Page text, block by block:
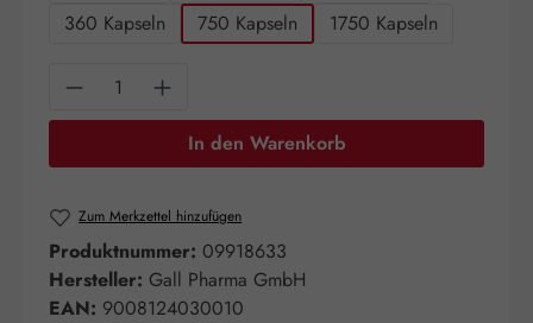
360 Kapseln
750 Kapseln 1750 Kapseln
Produkt Anzahl: Gib den gewünschten
In den Warenkorb
Zum Merkzettel hinzufügen
Produktnummer: 09918633
Hersteller: Gall Pharma GmbH
EAN: 9008124030010